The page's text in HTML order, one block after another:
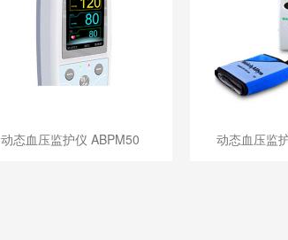
动态血压监护仪 ABPM50 动态血压监